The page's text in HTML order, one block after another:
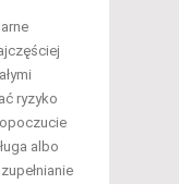
ryzyko
albo